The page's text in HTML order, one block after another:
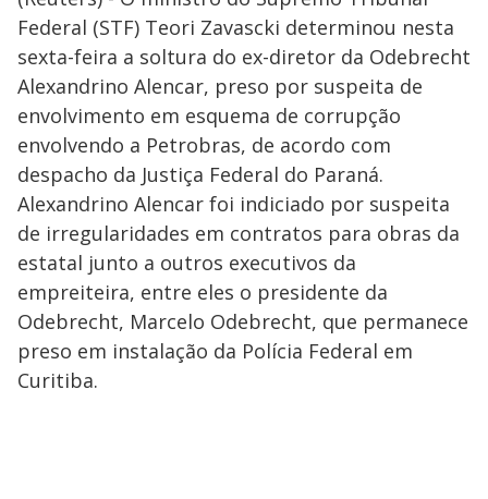
Federal (STF) Teori Zavascki determinou nesta
sexta-feira a soltura do ex-diretor da Odebrecht
Alexandrino Alencar, preso por suspeita de
envolvimento em esquema de corrupção
envolvendo a Petrobras, de acordo com
despacho da Justiça Federal do Paraná.
Alexandrino Alencar foi indiciado por suspeita
de irregularidades em contratos para obras da
estatal junto a outros executivos da
empreiteira, entre eles o presidente da
Odebrecht, Marcelo Odebrecht, que permanece
preso em instalação da Polícia Federal em
Curitiba.